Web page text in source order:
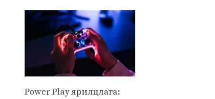
Power Play ярилцлага: